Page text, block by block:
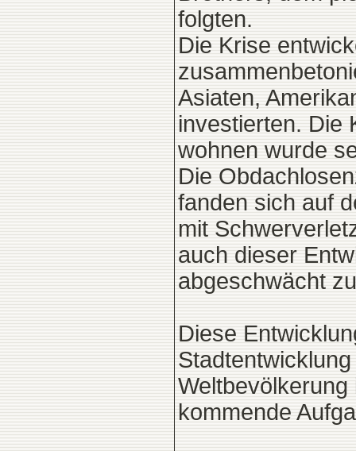
folgten.
Die Krise
Asiaten,
investierten. Die
wohnen wurde
Die
fanden sich auf
mit
auch dieser
abgeschwächt
Diese
kommende